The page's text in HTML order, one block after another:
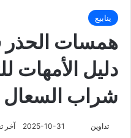
ينابيع
همسات
دليل الأمهات
شراب السعال
تداوين 2025-10-31 آخر